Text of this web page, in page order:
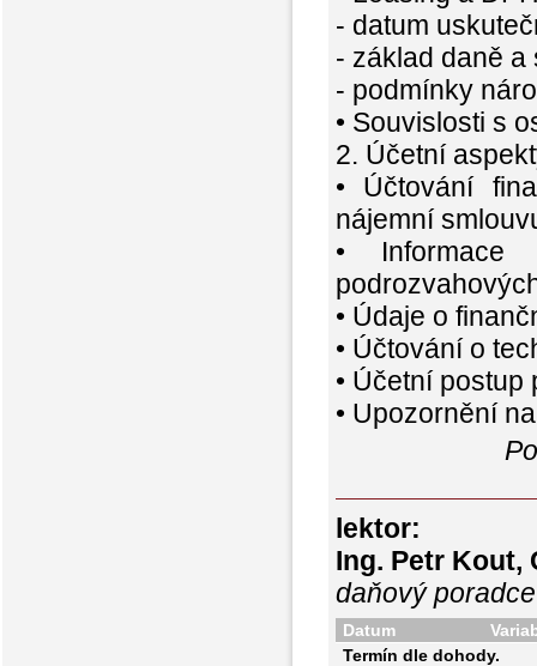
- datum
- základ daně a
- podmínky
• Souvislosti s
2. Účetní
• Účtování
nájemní
• Informace
• Údaje o
• Účtování o
• Účetní
• Upozornění
lektor:
Ing. Petr Kout,
daňový poradce
Datum
Termín dle dohody.